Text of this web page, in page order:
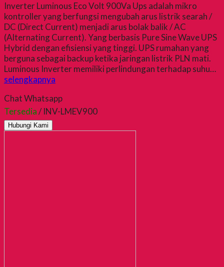
Inverter Luminous Eco Volt 900Va Ups adalah mikro
kontroller yang berfungsi mengubah arus listrik searah /
DC (Direct Current) menjadi arus bolak balik / AC
(Alternating Current). Yang berbasis Pure Sine Wave UPS
Hybrid dengan efisiensi yang tinggi. UPS rumahan yang
berguna sebagai backup ketika jaringan listrik PLN mati.
Luminous Inverter memiliki perlindungan terhadap suhu…
selengkapnya
Chat Whatsapp
Tersedia/ INV-LMEV900
Hubungi Kami